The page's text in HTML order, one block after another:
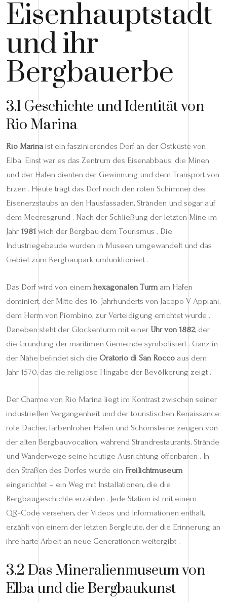
Eisenhauptstadt
und ihr
Bergbauerbe
3.1 Geschichte und Identität von
Rio Marina
Rio Marinaist ein faszinierendes Dorf an der Ostküste von
Elba. Einst war es das Zentrum des Eisenabbaus: die Minen
und der Hafen dienten der Gewinnung und dem Transport von
Erzen . Heute trägt das Dorf noch den roten Schimmer des
Eisenerzstaubs an den Hausfassaden, Stränden und sogar auf
dem Meeresgrund . Nach der Schließung der letzten Mine im
Jahr 1981 wich der Bergbau dem Tourismus . Die
Industriegebäude wurden in Museen umgewandelt und das
Gebiet zum Bergbaupark umfunktioniert .
Das Dorf wird von einem hexagonalen Turm am Hafen
dominiert, der Mitte des 16. Jahrhunderts von Jacopo V Appiani,
dem Herrn von Piombino, zur Verteidigung errichtet wurde .
Daneben steht der Glockenturm mit einer Uhr von 1882, der
die Gründung der maritimen Gemeinde symbolisiert . Ganz in
der Nähe befindet sich die Oratorio di San Rocco aus dem
Jahr 1570, das die religiöse Hingabe der Bevölkerung zeigt .
Der Charme von Rio Marina liegt im Kontrast zwischen seiner
industriellen Vergangenheit und der touristischen Renaissance:
rote Dächer, farbenfroher Hafen und Schornsteine zeugen von
der alten Bergbauvocation, während Strandrestaurants, Strände
und Wanderwege seine heutige Ausrichtung offenbaren . In
den Straßen des Dorfes wurde ein Freilichtmuseum
eingerichtet – ein Weg mit Installationen, die die
Bergbaugeschichte erzählen . Jede Station ist mit einem
QR‑Code versehen, der Videos und Informationen enthält,
erzählt von einem der letzten Bergleute, der die Erinnerung an
ihre harte Arbeit an neue Generationen weitergibt .
3.2 Das Mineralienmuseum von
Elba und die Bergbaukunst